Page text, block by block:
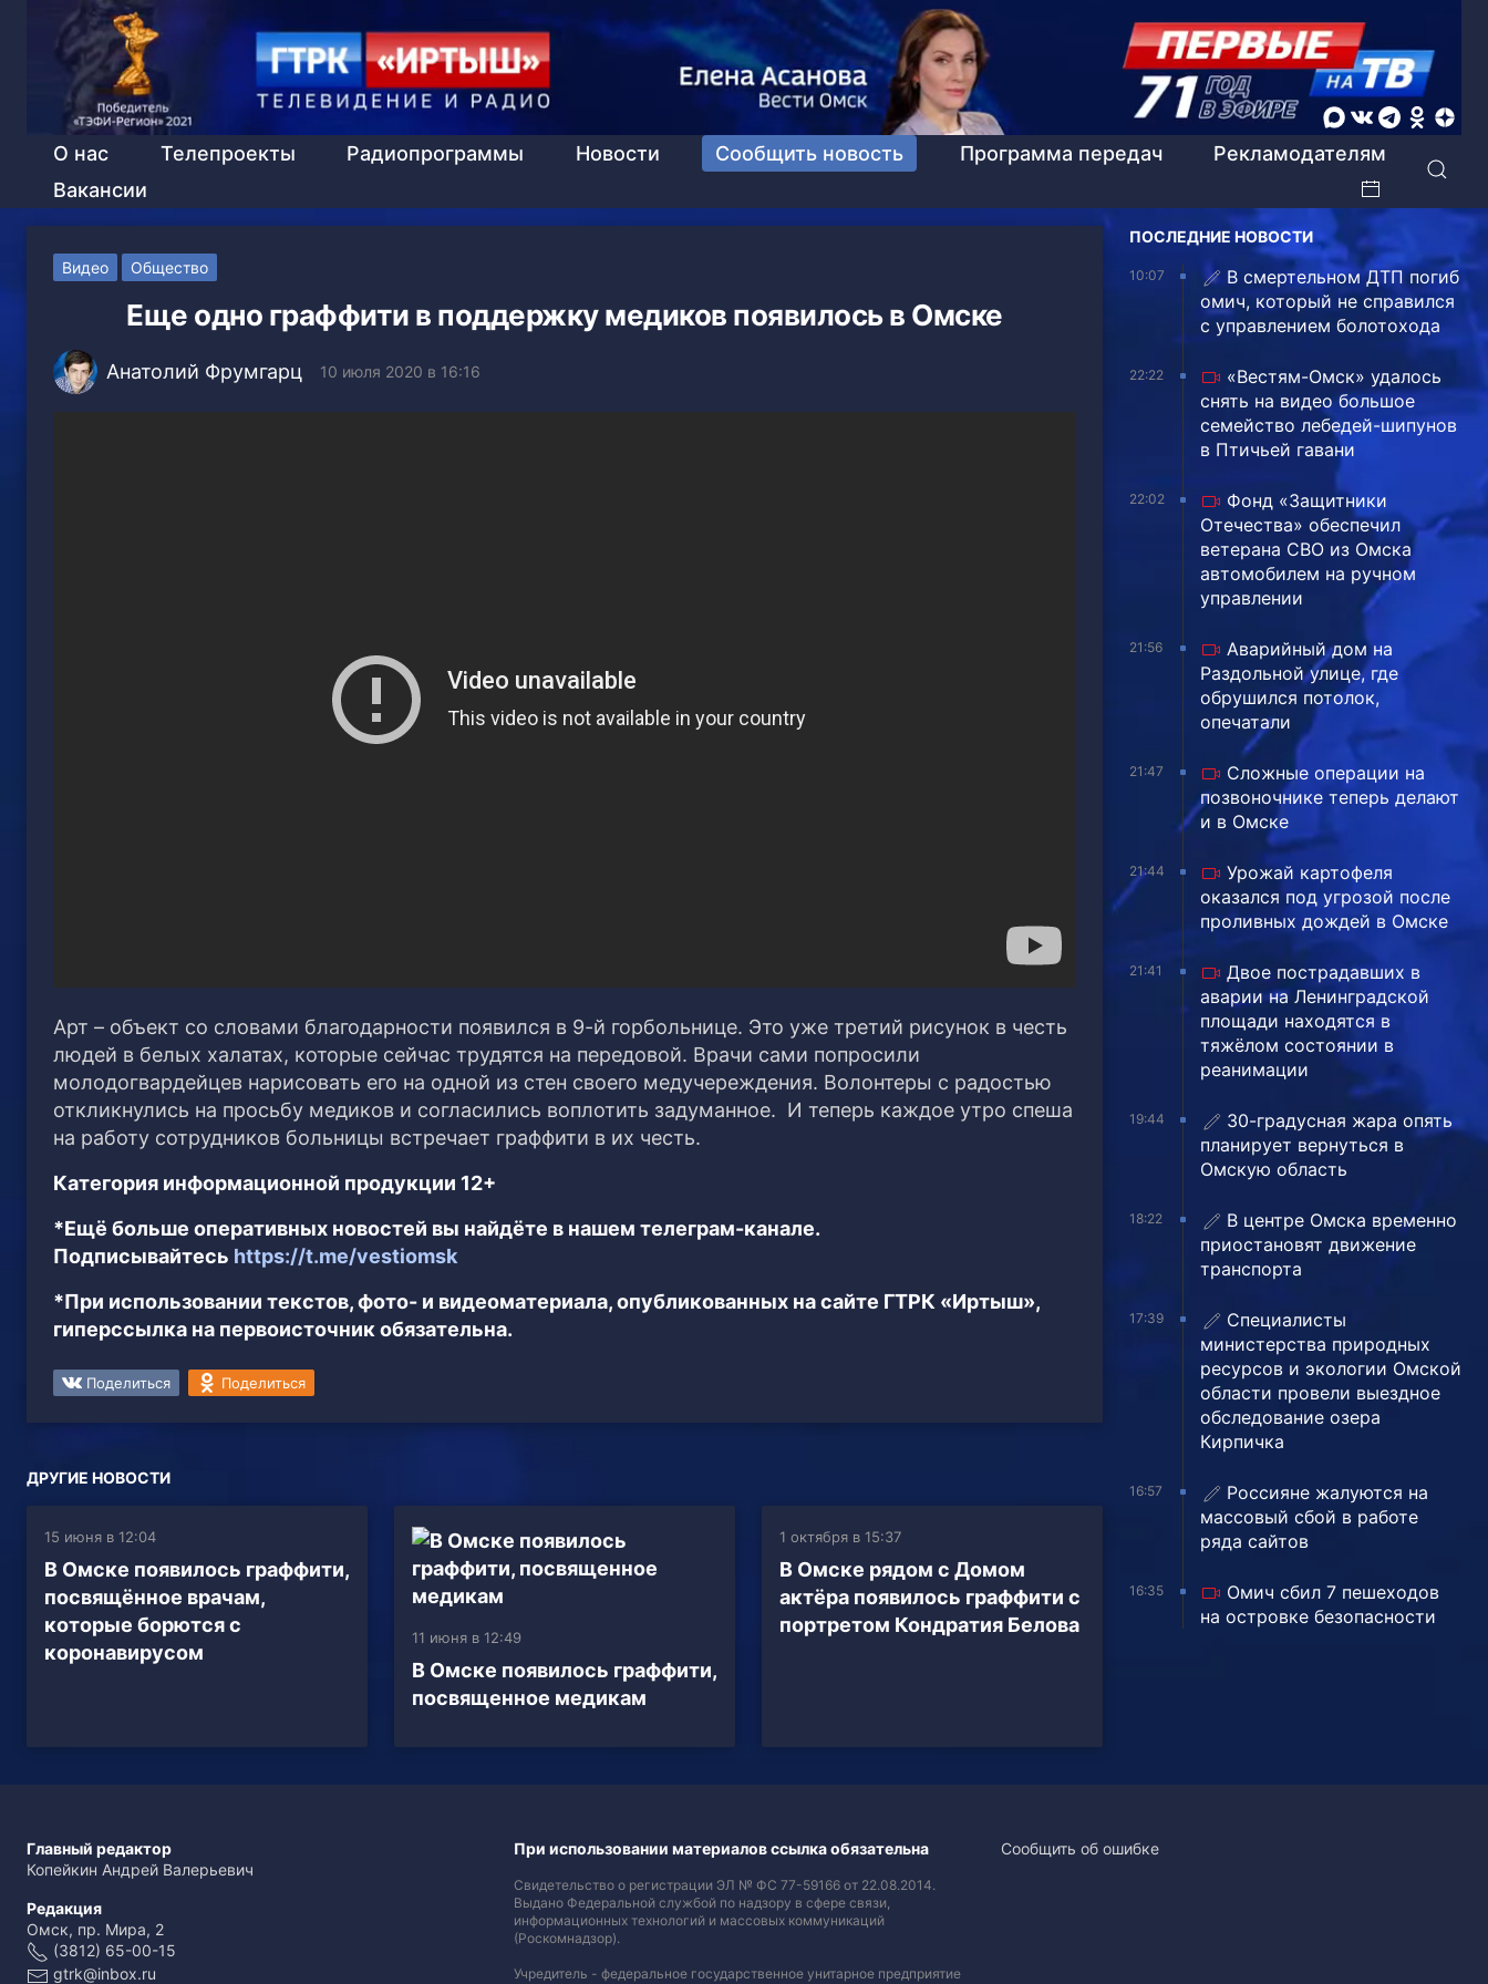
О нас Телепроекты Радиопрограммы Новости Сообщить новость Программа передач
Рекламодателям
Вакансии
Видео Общество
Еще одно граффити в поддержку медиков появилось в Омске
Анатолий Фрумгарц 10 июля 2020 в 16:16
Арт – объект со словами благодарности появился в 9-й горбольнице. Это уже третий рисунок в честь
людей в белых халатах, которые сейчас трудятся на передовой. Врачи сами попросили
молодогвардейцев нарисовать его на одной из стен своего медучереждения. Волонтеры с радостью
откликнулись на просьбу медиков и согласились воплотить задуманное. И теперь каждое утро спеша
на работу сотрудников больницы встречает граффити в их честь.
Категория информационной продукции 12+
*Ещё больше оперативных новостей вы найдёте в нашем телеграм-канале.
Подписывайтесь https://t.me/vestiomsk
*При использовании текстов, фото- и видеоматериала, опубликованных на сайте ГТРК «Иртыш»,
гиперссылка на первоисточник обязательна.
Поделиться Поделиться
ДРУГИЕ НОВОСТИ
15 июня в 12:04
В Омске появилось граффити,
посвящённое врачам,
которые борются с
коронавирусом
11 июня в 12:49
В Омске появилось граффити,
посвященное медикам
1 октября в 15:37
В Омске рядом с Домом
актёра появилось граффити с
портретом Кондратия Белова
ПОСЛЕДНИЕ НОВОСТИ
10:07
В смертельном ДТП погиб
омич, который не справился
с управлением болотохода
22:22
«Вестям-Омск» удалось
снять на видео большое
семейство лебедей-шипунов
в Птичьей гавани
22:02
Фонд «Защитники
Отечества» обеспечил
ветерана СВО из Омска
автомобилем на ручном
управлении
21:56
Аварийный дом на
Раздольной улице, где
обрушился потолок,
опечатали
21:47
Сложные операции на
позвоночнике теперь делают
и в Омске
21:44
Урожай картофеля
оказался под угрозой после
проливных дождей в Омске
21:41
Двое пострадавших в
аварии на Ленинградской
площади находятся в
тяжёлом состоянии в
реанимации
19:44
30-градусная жара опять
планирует вернуться в
Омскую область
18:22
В центре Омска временно
приостановят движение
транспорта
17:39
Специалисты
министерства природных
ресурсов и экологии Омской
области провели выездное
обследование озера
Кирпичка
16:57
Россияне жалуются на
массовый сбой в работе
ряда сайтов
16:35
Омич сбил 7 пешеходов
на островке безопасности
Главный редактор
Копейкин Андрей Валерьевич
Редакция
Омск, пр. Мира, 2
(3812) 65-00-15
gtrk@inbox.ru
При использовании материалов ссылка обязательна
Свидетельство о регистрации ЭЛ № ФС 77-59166 от 22.08.2014.
Выдано Федеральной службой по надзору в сфере связи,
информационных технологий и массовых коммуникаций
(Роскомнадзор).
Учредитель - федеральное государственное унитарное предприятие
Сообщить об ошибке